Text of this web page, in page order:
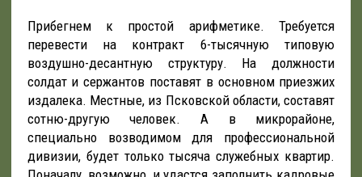
Прибегнем к простой арифметике. Требуется
перевести на контракт 6-тысячную типовую
воздушно-десантную структуру. На должности
солдат и сержантов поставят в основном приезжих
издалека. Местные, из Псковской области, составят
сотню-другую человек. А в микрорайоне,
специально возводимом для профессиональной
дивизии, будет только тысяча служебных квартир.